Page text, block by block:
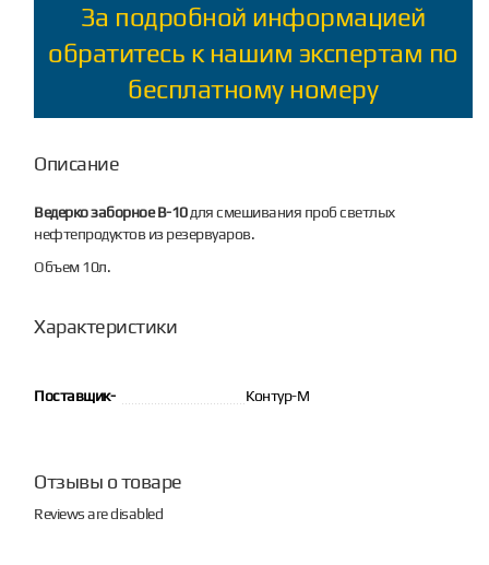
За подробной информацией
обратитесь к нашим экспертам по
бесплатному номеру
Описание
Ведерко заборное В-10для смешивания проб светлых
нефтепродуктов из резервуаров.
Объем 10л.
Характеристики
Поставщик- Контур-М
Отзывы о товаре
Reviews are disabled